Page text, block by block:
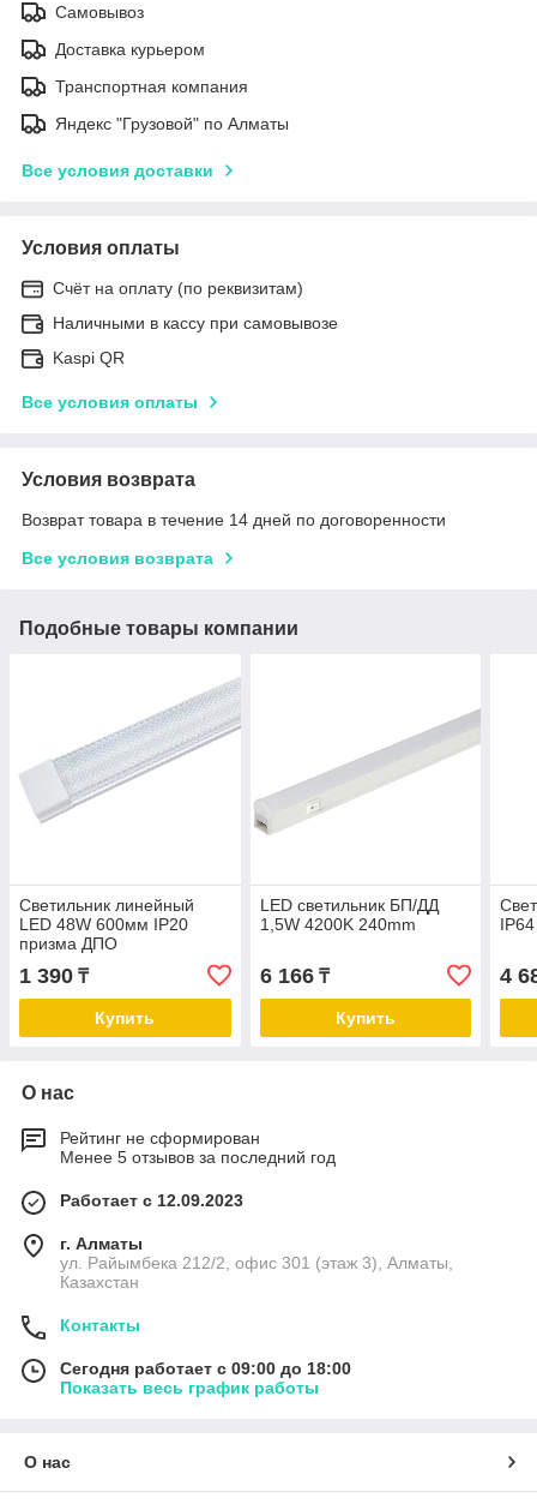
Самовывоз
Доставка курьером
Транспортная компания
Яндекс "Грузовой" по Алматы
Все условия доставки
Условия оплаты
Счёт на оплату (по реквизитам)
Наличными в кассу при самовывозе
Kaspi QR
Все условия оплаты
Условия возврата
Возврат товара в течение 14 дней по договоренности
Все условия возврата
Подобные товары компании
Светильник линейный
LED 48W 600мм IP20
призма ДПО
1 390 ₸
Купить
LED светильник БП/ДД
1,5W 4200K 240mm
6 166₸
Купить
IP64
4
О нас
Рейтинг не сформирован
Менее 5 отзывов за последний год
Работает с 12.09.2023
г. Алматы
ул. Райымбека 212/2, офис 301 (этаж 3), Алматы,
Казахстан
Контакты
Сегодня работает с 09:00 до 18:00
Показать весь график работы
О нас